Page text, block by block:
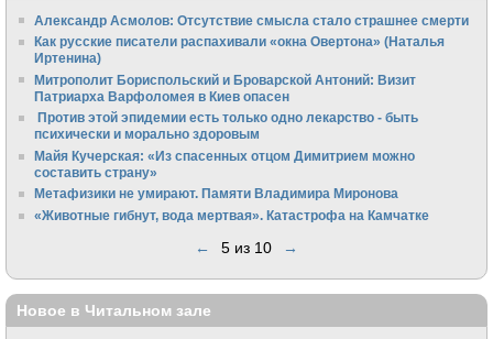
Александр Асмолов: Отсутствие смысла стало страшнее смерти
Как русские писатели распахивали «окна Овертона» (Наталья
Иртенина)
Митрополит Бориспольский и Броварской Антоний: Визит
Патриарха Варфоломея в Киев опасен
Против этой эпидемии есть только одно лекарство - быть
психически и морально здоровым
Майя Кучерская: «Из спасенных отцом Димитрием можно
составить страну»
Метафизики не умирают. Памяти Владимира Миронова
«Животные гибнут, вода мертвая». Катастрофа на Камчатке
← 5 из 10 →
Новое в Читальном зале